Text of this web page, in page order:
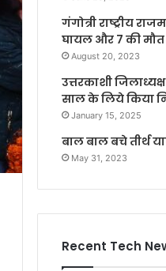
गंगोत्री राष्ट्रीय
घायल और 7 की
August 20, 2023
उत्तरकाशी
साल के लिये किया
January 15, 2025
बाल बाल बचे तीर्थ
May 31, 2023
Recent Tech